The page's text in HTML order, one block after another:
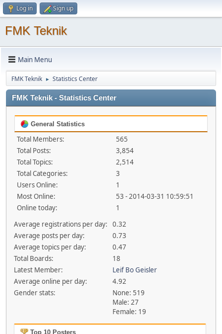
Log in Sign up
FMK Teknik
Main Menu
FMK Teknik ► Statistics Center
FMK Teknik - Statistics Center
General Statistics
Total Members:
565
Total Posts:
3,854
Total Topics:
2,514
Total Categories:
3
Users Online:
1
Most Online:
53 - 2014-03-31 10:59:51
Online today:
1
Average registrations per day:
0.32
Average posts per day:
0.73
Average topics per day:
0.47
Total Boards:
18
Latest Member:
Leif Bo Geisler
Average online per day:
4.92
Gender stats:
None: 519
Male: 27
Female: 19
Top 10 Posters